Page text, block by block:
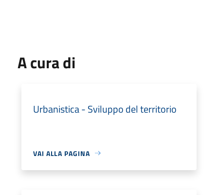
A cura di
Urbanistica - Sviluppo del territorio
VAI ALLA PAGINA